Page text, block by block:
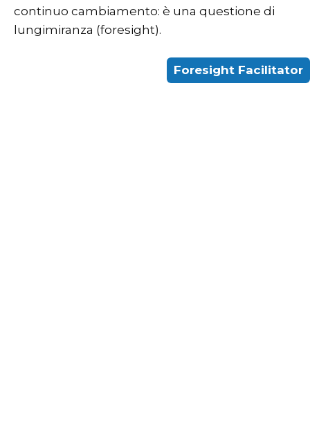
continuo cambiamento: è una questione di
lungimiranza (foresight).
Foresight Facilitator